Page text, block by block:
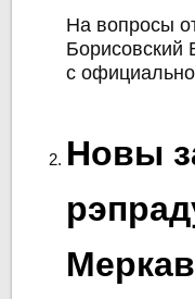
На вопросы
Борисовский
с
Новы